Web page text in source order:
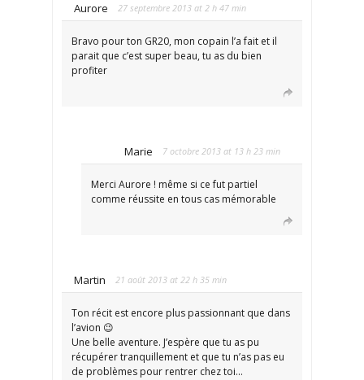
Aurore 27 septembre 2013 at 2 h 47 min
Bravo pour ton GR20, mon copain l’a fait et il
parait que c’est super beau, tu as du bien
profiter
Marie 7 octobre 2013 at 13 h 23 min
Merci Aurore ! même si ce fut partiel
comme réussite en tous cas mémorable
Martin 21 août 2013 at 22 h 35 min
Ton récit est encore plus passionnant que dans
l’avion 😉
Une belle aventure. J’espère que tu as pu
récupérer tranquillement et que tu n’as pas eu
de problèmes pour rentrer chez toi…